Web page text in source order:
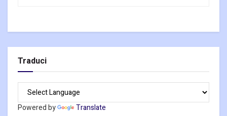
Traduci
Powered by Translate